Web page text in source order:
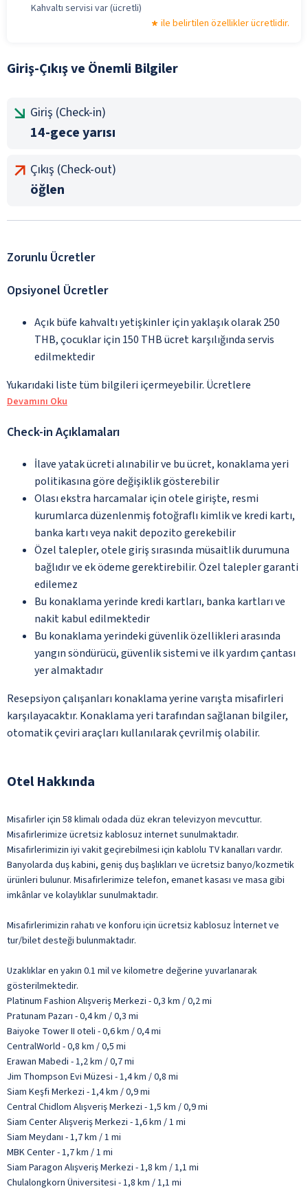
Kahvaltı servisi var (ücretli)
ile belirtilen özellikler ücretlidir.
Giriş-Çıkış ve Önemli Bilgiler
Giriş (Check-in)
14-gece yarısı
Çıkış (Check-out)
öğlen
Zorunlu Ücretler
Opsiyonel Ücretler
Açık büfe kahvaltı yetişkinler için yaklaşık olarak 250
THB, çocuklar için 150 THB ücret karşılığında servis
edilmektedir
Yukarıdaki liste tüm bilgileri içermeyebilir. Ücretlere
Devamını Oku
Check-in Açıklamaları
İlave yatak ücreti alınabilir ve bu ücret, konaklama yeri
politikasına göre değişiklik gösterebilir
Olası ekstra harcamalar için otele girişte, resmi
kurumlarca düzenlenmiş fotoğraflı kimlik ve kredi kartı,
banka kartı veya nakit depozito gerekebilir
Özel talepler, otele giriş sırasında müsaitlik durumuna
bağlıdır ve ek ödeme gerektirebilir. Özel talepler garanti
edilemez
Bu konaklama yerinde kredi kartları, banka kartları ve
nakit kabul edilmektedir
Bu konaklama yerindeki güvenlik özellikleri arasında
yangın söndürücü, güvenlik sistemi ve ilk yardım çantası
yer almaktadır
Resepsiyon çalışanları konaklama yerine varışta misafirleri
karşılayacaktır. Konaklama yeri tarafından sağlanan bilgiler,
otomatik çeviri araçları kullanılarak çevrilmiş olabilir.
Otel Hakkında
Misafirler için 58 klimalı odada düz ekran televizyon mevcuttur.
Misafirlerimize ücretsiz kablosuz internet sunulmaktadır.
Misafirlerimizin iyi vakit geçirebilmesi için kablolu TV kanalları vardır.
Banyolarda duş kabini, geniş duş başlıkları ve ücretsiz banyo/kozmetik
ürünleri bulunur. Misafirlerimize telefon, emanet kasası ve masa gibi
imkânlar ve kolaylıklar sunulmaktadır.
Misafirlerimizin rahatı ve konforu için ücretsiz kablosuz İnternet ve
tur/bilet desteği bulunmaktadır.
Uzaklıklar en yakın 0.1 mil ve kilometre değerine yuvarlanarak
gösterilmektedir.
Platinum Fashion Alışveriş Merkezi - 0,3 km / 0,2 mi
Pratunam Pazarı - 0,4 km / 0,3 mi
Baiyoke Tower II oteli - 0,6 km / 0,4 mi
CentralWorld - 0,8 km / 0,5 mi
Erawan Mabedi - 1,2 km / 0,7 mi
Jim Thompson Evi Müzesi - 1,4 km / 0,8 mi
Siam Keşfi Merkezi - 1,4 km / 0,9 mi
Central Chidlom Alışveriş Merkezi - 1,5 km / 0,9 mi
Siam Center Alışveriş Merkezi - 1,6 km / 1 mi
Siam Meydanı - 1,7 km / 1 mi
MBK Center - 1,7 km / 1 mi
Siam Paragon Alışveriş Merkezi - 1,8 km / 1,1 mi
Chulalongkorn Üniversitesi - 1,8 km / 1,1 mi